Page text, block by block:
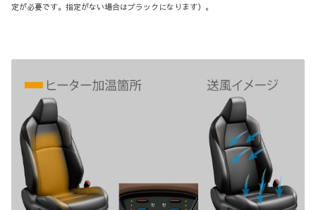
定が必要です。指定がない場合はブラックになります）。